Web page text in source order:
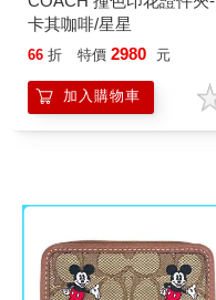
卡其咖啡/星星
66 折 特價 2980 元
加入購物車